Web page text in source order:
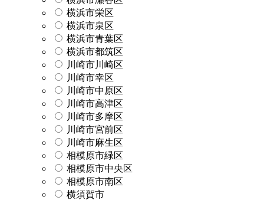
横浜市栄区
横浜市泉区
横浜市青葉区
横浜市都筑区
川崎市川崎区
川崎市幸区
川崎市中原区
川崎市高津区
川崎市多摩区
川崎市宮前区
川崎市麻生区
相模原市緑区
相模原市中央区
相模原市南区
横須賀市